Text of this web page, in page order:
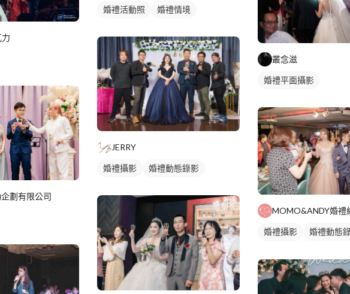
力
劃有限公司
婚禮活動照 婚禮情境
JERRY
婚禮攝影 婚禮動態錄影
叢念滋
婚禮平面攝影
婚禮攝影
婚禮動態